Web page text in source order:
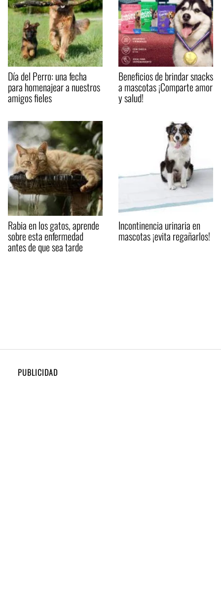
Día del Perro: una fecha
para homenajear a nuestros
amigos fieles
Beneficios de brindar snacks
a mascotas ¡Comparte amor
y salud!
Rabia en los gatos, aprende
sobre esta enfermedad
antes de que sea tarde
Incontinencia urinaria en
mascotas ¡evita regañarlos!
PUBLICIDAD